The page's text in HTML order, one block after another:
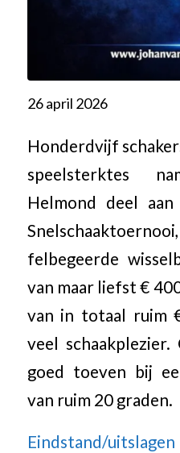
26 april 2026
Honderdvijf
speelsterktes
Helmond deel
felbegeerde
van maar liefst €
van in totaal ruim
veel
goed toeven bij
van ruim 20 graden.
Eindstand/uitslagen